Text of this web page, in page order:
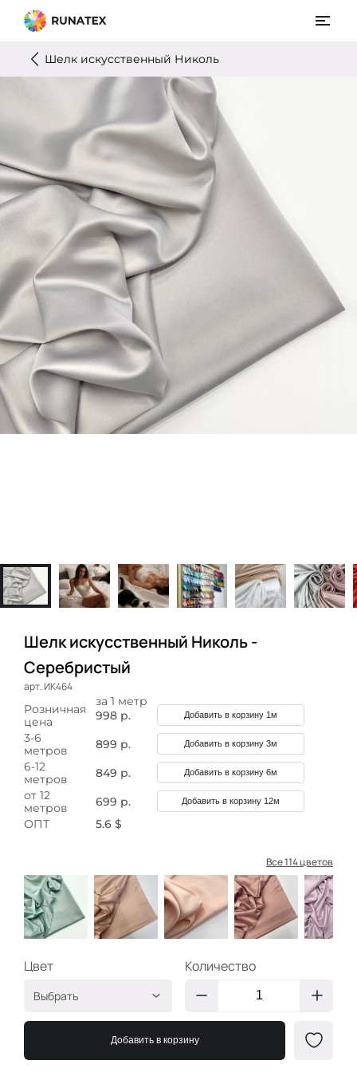
Шелк искусственный Николь
Шелк искусственный Николь -
Серебристый
арт. ИК464
за 1 метр
Розничная
цена
998 р. Добавить в корзину 1м
3-6
метров
899 р. Добавить в корзину 3м
6-12
метров
849 р. Добавить в корзину 6м
от 12
метров
699 р. Добавить в корзину 12м
ОПТ 5.6 $
Все 114 цветов
Цвет
Выбрать
Мята
ИК220
ИК063
Количество
Добавить в корзину